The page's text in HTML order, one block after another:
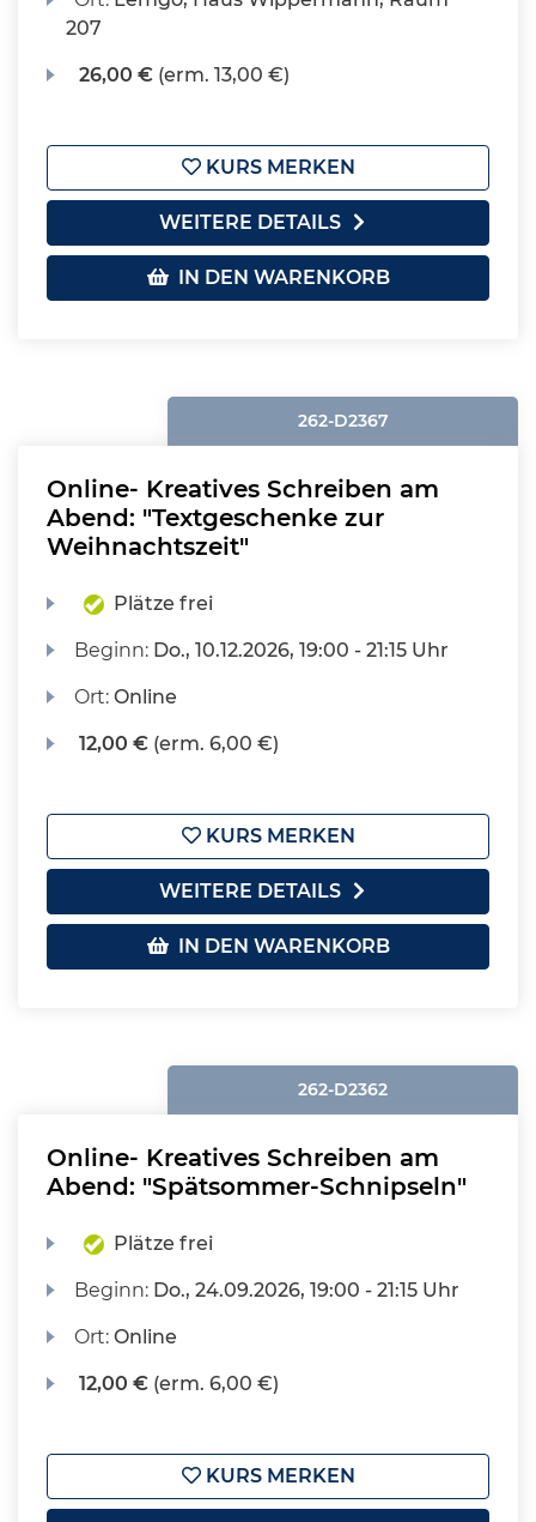
207
26,00 € (erm. 13,00 €)
KURS MERKEN
WEITERE DETAILS
IN DEN WARENKORB
262-D2367
Online- Kreatives Schreiben am
Abend: "Textgeschenke zur
Weihnachtszeit"
Plätze frei
Beginn: Do., 10.12.2026, 19:00 - 21:15 Uhr
Ort:Online
12,00 € (erm. 6,00 €)
KURS MERKEN
WEITERE DETAILS
IN DEN WARENKORB
262-D2362
Online- Kreatives Schreiben am
Abend: "Spätsommer-Schnipseln"
Plätze frei
Beginn: Do., 24.09.2026, 19:00 - 21:15 Uhr
Ort:Online
12,00 € (erm. 6,00 €)
KURS MERKEN